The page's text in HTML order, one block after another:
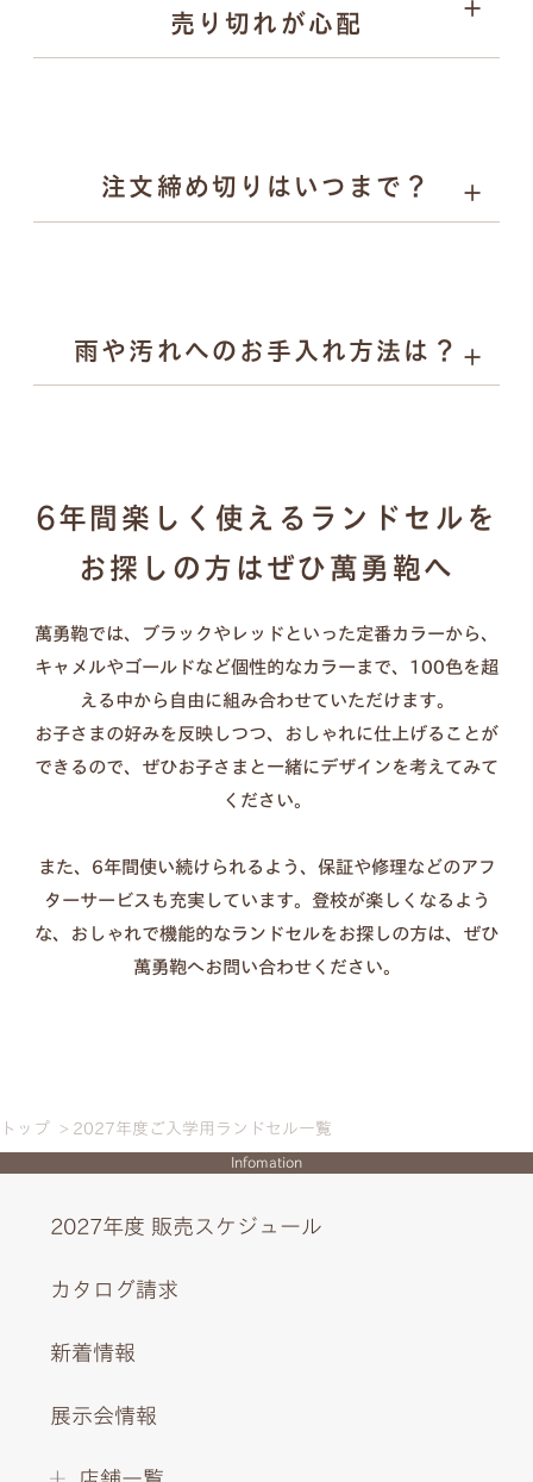
お子様の背中を支えます。
Rire（リル）：やさしい彩りとかわいらしさを、自然体
売り切れが心配
注文締め切りはいつまで？
雨や汚れへのお手入れ方法は？
い場所で陰干し
汚れた場合：固く絞った布で優しく拭く（洗剤・クリー
長持ちのコツ：カバーを外して通気させる、濡れたまま
放置しない
傷が気になる時：透明カバーの併用もおすすめ
6年間楽しく使えるランドセルを
お探しの方はぜひ萬勇鞄へ
萬勇鞄では、ブラックやレッドといった定番カラーから、
キャメルやゴールドなど個性的なカラーまで、100色を超
える中から自由に組み合わせていただけます。
お子さまの好みを反映しつつ、おしゃれに仕上げることが
できるので、ぜひお子さまと一緒にデザインを考えてみて
ください。
また、6年間使い続けられるよう、保証や修理などのアフ
ターサービスも充実しています。登校が楽しくなるよう
な、おしゃれで機能的なランドセルをお探しの方は、ぜひ
萬勇鞄へお問い合わせください。
トップ 2027年度ご入学用ランドセル一覧
Infomation
2027年度 販売スケジュール
カタログ請求
新着情報
展示会情報